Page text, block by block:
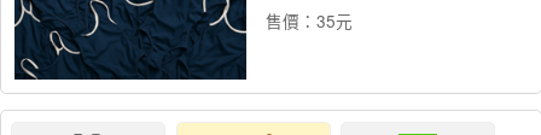
售價：35元